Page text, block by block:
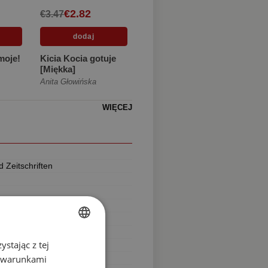
€2.82
€3.47
Kicia Kocia gotuje
[Miękka]
Anita Głowińska
WIĘCEJ
Zeitschriften
z tej